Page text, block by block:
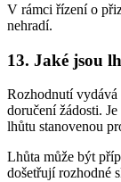
V rámci řízení o
nehradí.
13. Jaké jsou
Rozhodnutí
doručení žádosti.
lhůtu stanovenou
Lhůta může být
došetřují rozhodné